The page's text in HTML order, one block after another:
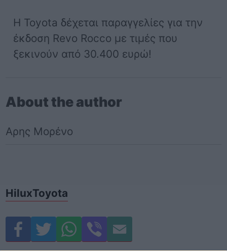
Η Toyota δέχεται παραγγελίες για την
έκδοση Revo Rocco με τιμές που
ξεκινούν από 30.400 ευρώ!
About the author
Αρης Μορένο
HiluxToyota